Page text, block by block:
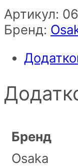
Артикул: 06
Бренд:
Бренд
Osaka